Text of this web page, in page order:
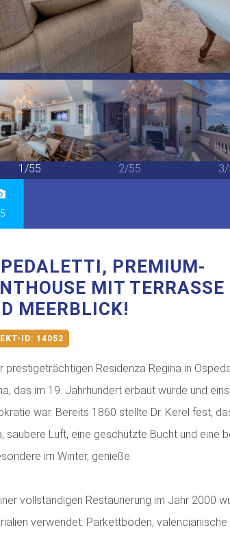
1/55 2/55
PREMIUM-
MIT TERRASSE
MEERBLICK!
ID: 14052
prestigeträchtigen Residenza Regina in
das im 19. Jahrhundert erbaut wurde und
war. Bereits 1860 stellte Dr. Kerel fest,
saubere Luft, eine geschützte Bucht und eine
im Winter, genieße.
vollständigen Restaurierung im Jahr 2000
verwendet: Parkettböden,